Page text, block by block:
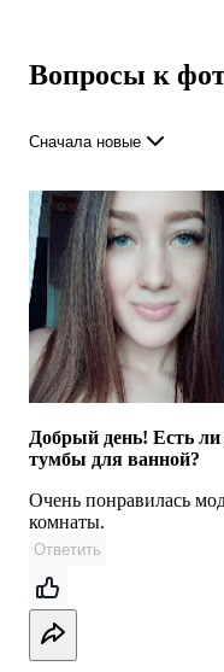
Вопросы к
Сначала новые
Добрый день! Есть
тумбы для ванной?
Очень понравилась
комнаты.
Ответить